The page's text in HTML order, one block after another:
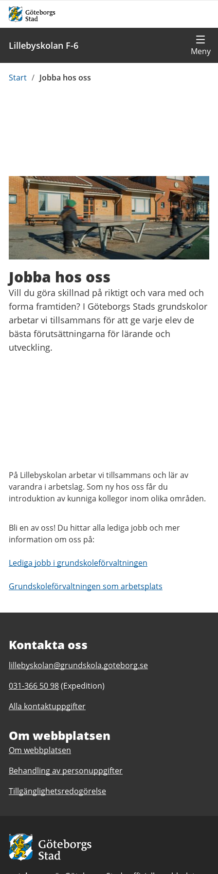
Lillebyskolan F-6
Du
Start / Jobba hos oss
Jobba hos oss
Vill du göra skillnad på riktigt och vara med och
forma framtiden? I Göteborgs Stads grundskolor
arbetar vi tillsammans för att ge varje elev de
bästa förutsättningarna för lärande och
utveckling.
På Lillebyskolan arbetar vi tillsammans och lär av
varandra i arbetslag. Som ny hos oss får du
introduktion av kunniga kollegor inom olika områden.
Bli en av oss! Du hittar alla lediga jobb och mer
information om oss på:
Lediga jobb i grundskoleförvaltningen
Grundskoleförvaltningen som arbetsplats
Kontakta oss
E-
till
Lillebyskolan
F-
lillebyskolan@grundskola.goteborg.se
Telefonnummer
Lillebyskolan
6
031-366 50 98(Expedition)
Alla kontaktuppgifter
Om webbplatsen
Om webbplatsen
Behandling av personuppgifter
Tillgänglighetsredogörelse
Avsändare:
Göteborgs
Stad